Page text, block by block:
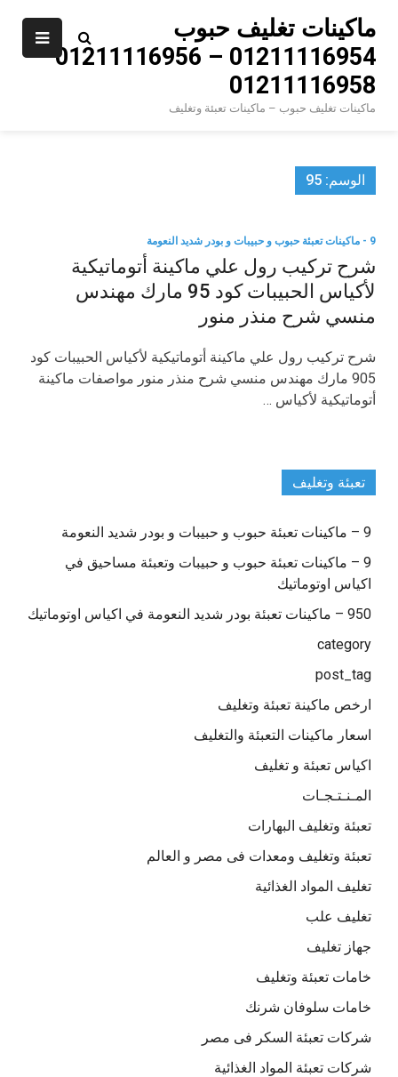
content
ماكينات تغليف حبوب
01211116954 – 01211116956 –
01211116958
ماكينات تغليف حبوب – ماكينات تعبئة وتغليف
الوسم: 95
9 - ماكينات تعبئة حبوب و حبيبات و بودر شديد النعومة
شرح تركيب رول علي ماكينة أتوماتيكية
لأكياس الحبيبات كود 95 مارك مهندس
منسي شرح منذر منور
شرح تركيب رول علي ماكينة أتوماتيكية لأكياس الحبيبات كود
905 مارك مهندس منسي شرح منذر منور مواصفات ماكينة
أتوماتيكية لأكياس …
تعبئة وتغليف
9 – ماكينات تعبئة حبوب و حبيبات و بودر شديد النعومة
9 – ماكينات تعبئة حبوب و حبيبات وتعبئة مساحيق في
اكياس اوتوماتيك
950 – ماكينات تعبئة بودر شديد النعومة في اكياس اوتوماتيك
category
post_tag
ارخص ماكينة تعبئة وتغليف
اسعار ماكينات التعبئة والتغليف
اكياس تعبئة و تغليف
المـنـتـجـات
تعبئة وتغليف البهارات
تعبئة وتغليف ومعدات فى مصر و العالم
تغليف المواد الغذائية
تغليف علب
جهاز تغليف
خامات تعبئة وتغليف
خامات سلوفان شرنك
شركات تعبئة السكر فى مصر
شركات تعبئة المواد الغذائية